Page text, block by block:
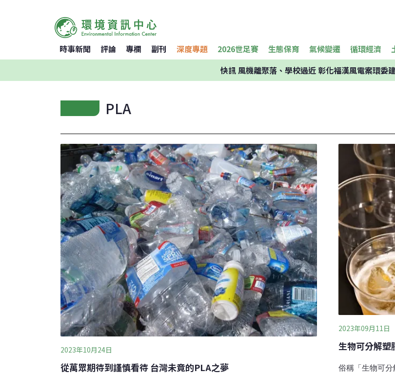
時事新聞 評論 專欄 副刊 深度專題 2026世足賽 生態保育 氣候變遷 循環經濟
快訊風機離聚落、學校過近 彰化福漢風電案環委
PLA
2023年10月24日
從萬眾期待到謹慎看待 台灣未竟的PLA之夢
2023年09月11日
生物可分解塑
俗稱「生物可